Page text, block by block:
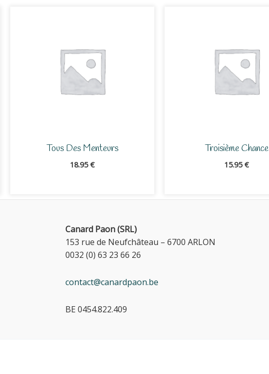
Tous Des Menteurs
18.95€
Troisième Chance
15.95€
Canard Paon (SRL)
153 rue de Neufchâteau – 6700 ARLON
0032 (0) 63 23 66 26
contact@canardpaon.be
BE 0454.822.409